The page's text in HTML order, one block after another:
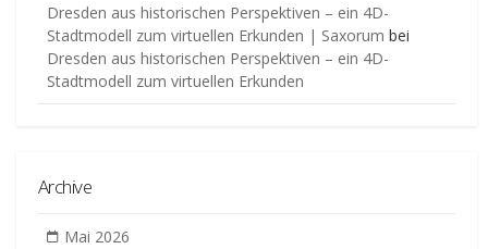
Dresden aus historischen Perspektiven – ein 4D-
Stadtmodell zum virtuellen Erkunden | Saxorum bei
Dresden aus historischen Perspektiven – ein 4D-
Stadtmodell zum virtuellen Erkunden
Archive
Mai 2026